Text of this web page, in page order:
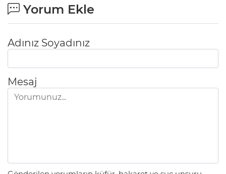
Yorum Ekle
Adınız Soyadınız
Mesaj